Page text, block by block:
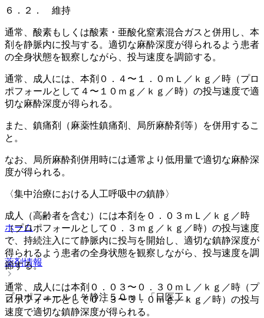
６．２． 維持
通常、酸素もしくは酸素・亜酸化窒素混合ガスと併用し、本
剤を静脈内に投与する。適切な麻酔深度が得られるよう患者
の全身状態を観察しながら、投与速度を調節する。
通常、成人には、本剤０．４〜１．０ｍＬ／ｋｇ／時（プロ
ポフォールとして４〜１０ｍｇ／ｋｇ／時）の投与速度で適
切な麻酔深度が得られる。
また、鎮痛剤（麻薬性鎮痛剤、局所麻酔剤等）を併用するこ
と。
なお、局所麻酔剤併用時には通常より低用量で適切な麻酔深
度が得られる。
〈集中治療における人工呼吸中の鎮静〉
成人（高齢者を含む）には本剤を０．０３ｍＬ／ｋｇ／時
（プロポフォールとして０．３ｍｇ／ｋｇ／時）の投与速度
で、持続注入にて静脈内に投与を開始し、適切な鎮静深度が
得られるよう患者の全身状態を観察しながら、投与速度を調
節する。
通常、成人には本剤０．０３〜０．３０ｍＬ／ｋｇ／時（プ
ロポフォールとして０．３〜３．０ｍｇ／ｋｇ／時）の投与
速度で適切な鎮静深度が得られる。
ホーム
薬剤情報
プロポフォール１％静注５０ｍＬ「日医工」